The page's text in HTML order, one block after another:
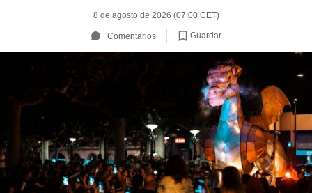
8 de agosto de 2026 (07:00 CET)
Comentarios Guardar